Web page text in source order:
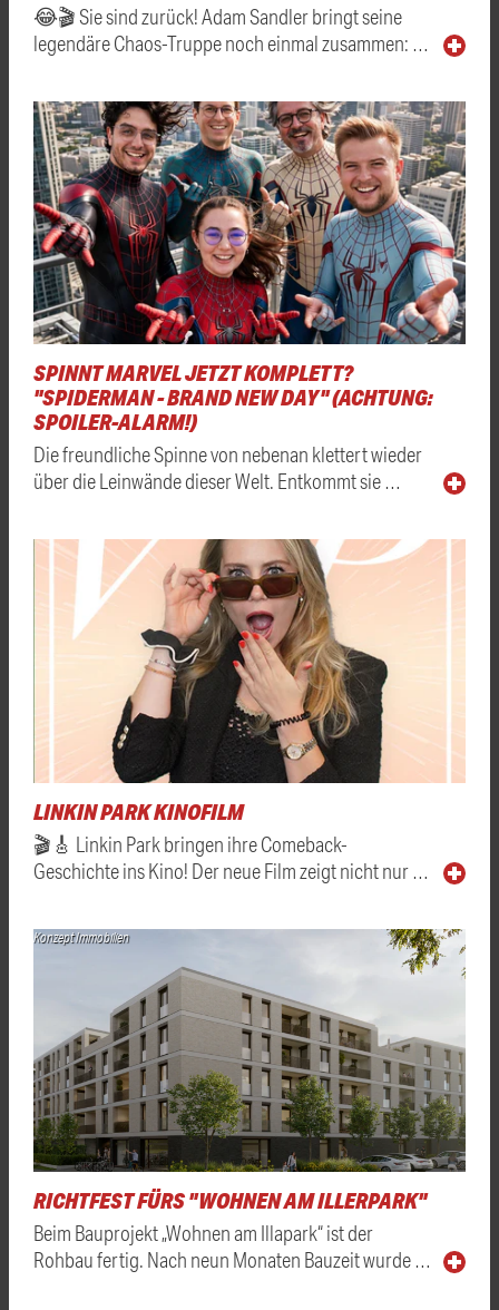
😂🎬 Sie sind zurück! Adam Sandler bringt seine
legendäre Chaos-Truppe noch einmal zusammen: …
SPINNT MARVEL JETZT KOMPLETT?
"SPIDERMAN - BRAND NEW DAY" (ACHTUNG:
SPOILER-ALARM!)
Die freundliche Spinne von nebenan klettert wieder
über die Leinwände dieser Welt. Entkommt sie …
LINKIN PARK KINOFILM
🎬🎸 Linkin Park bringen ihre Comeback-
Geschichte ins Kino! Der neue Film zeigt nicht nur …
Konzept Immobilien
RICHTFEST FÜRS "WOHNEN AM ILLERPARK"
Beim Bauprojekt „Wohnen am Illapark“ ist der
Rohbau fertig. Nach neun Monaten Bauzeit wurde …